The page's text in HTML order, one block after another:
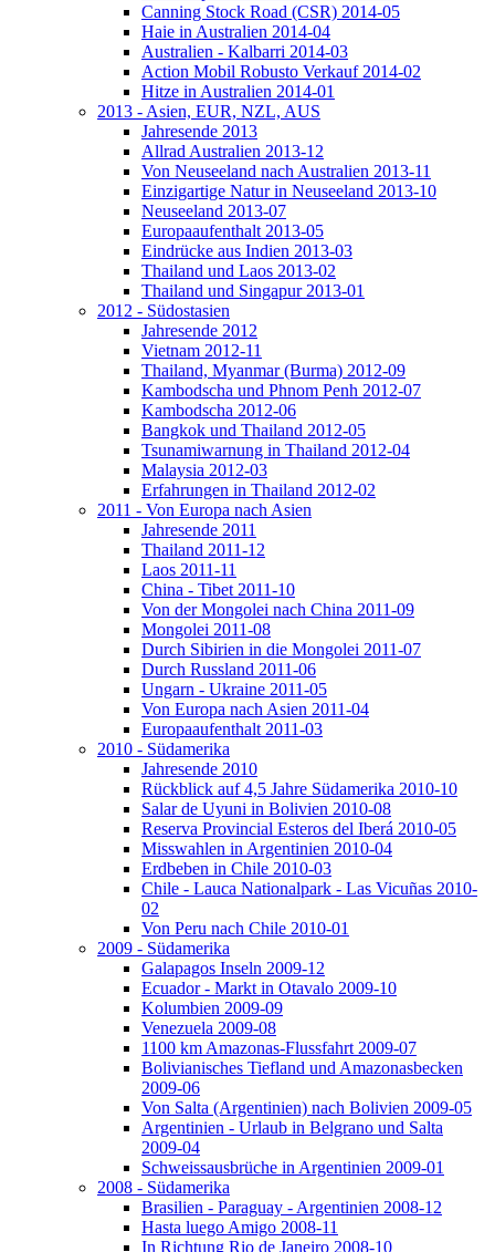
Canning Stock Road (CSR) 2014-05
Haie in Australien 2014-04
Australien - Kalbarri 2014-03
Action Mobil Robusto Verkauf 2014-02
Hitze in Australien 2014-01
2013 - Asien, EUR, NZL, AUS
Jahresende 2013
Allrad Australien 2013-12
Von Neuseeland nach Australien 2013-11
Einzigartige Natur in Neuseeland 2013-10
Neuseeland 2013-07
Europaaufenthalt 2013-05
Eindrücke aus Indien 2013-03
Thailand und Laos 2013-02
Thailand und Singapur 2013-01
2012 - Südostasien
Jahresende 2012
Vietnam 2012-11
Thailand, Myanmar (Burma) 2012-09
Kambodscha und Phnom Penh 2012-07
Kambodscha 2012-06
Bangkok und Thailand 2012-05
Tsunamiwarnung in Thailand 2012-04
Malaysia 2012-03
Erfahrungen in Thailand 2012-02
2011 - Von Europa nach Asien
Jahresende 2011
Thailand 2011-12
Laos 2011-11
China - Tibet 2011-10
Von der Mongolei nach China 2011-09
Mongolei 2011-08
Durch Sibirien in die Mongolei 2011-07
Durch Russland 2011-06
Ungarn - Ukraine 2011-05
Von Europa nach Asien 2011-04
Europaaufenthalt 2011-03
2010 - Südamerika
Jahresende 2010
Rückblick auf 4,5 Jahre Südamerika 2010-10
Salar de Uyuni in Bolivien 2010-08
Reserva Provincial Esteros del Iberá 2010-05
Misswahlen in Argentinien 2010-04
Erdbeben in Chile 2010-03
Chile - Lauca Nationalpark - Las Vicuñas 2010-
02
Von Peru nach Chile 2010-01
2009 - Südamerika
Galapagos Inseln 2009-12
Ecuador - Markt in Otavalo 2009-10
Kolumbien 2009-09
Venezuela 2009-08
1100 km Amazonas-Flussfahrt 2009-07
Bolivianisches Tiefland und Amazonasbecken
2009-06
Von Salta (Argentinien) nach Bolivien 2009-05
Argentinien - Urlaub in Belgrano und Salta
2009-04
Schweissausbrüche in Argentinien 2009-01
2008 - Südamerika
Brasilien - Paraguay - Argentinien 2008-12
Hasta luego Amigo 2008-11
In Richtung Rio de Janeiro 2008-10